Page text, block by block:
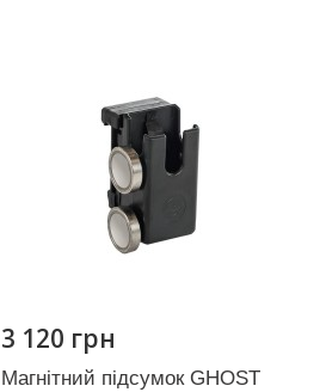
3 120 грн
Магнітний підсумок GHOST